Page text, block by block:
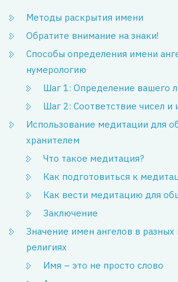
Методы раскрытия имени
Обратите внимание на знаки!
Способы определения имени
нумерологию
Шаг 1: Определение вашего
Шаг 2: Соответствие чисел и
Использование медитации для
хранителем
Что такое медитация?
Как подготовиться к
Как вести медитацию для
Заключение
Значение имен ангелов в разных
религиях
Имя – это не просто слово